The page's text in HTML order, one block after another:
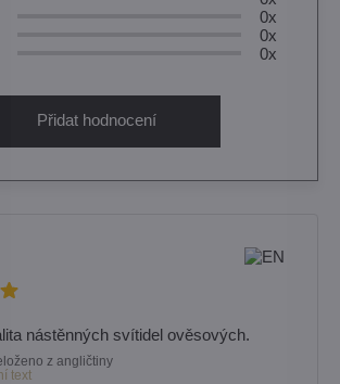
0x
0x
0x
Přidat hodnocení
nástěnných svítidel ověsových.
z angličtiny
text